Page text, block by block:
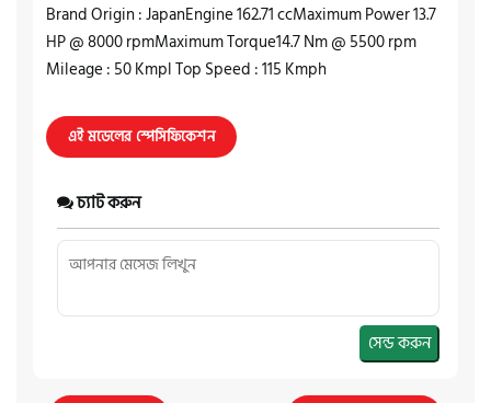
Brand Origin : JapanEngine 162.71 ccMaximum Power 13.7
HP @ 8000 rpmMaximum Torque14.7 Nm @ 5500 rpm
Mileage : 50 Kmpl Top Speed : 115 Kmph
এই মডেলের স্পেসিফিকেশন
চ্যাট করুন
সেন্ড করুন